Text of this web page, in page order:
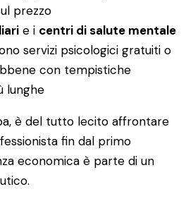
prezzo
e i centri di salute mentale
servizi psicologici gratuiti o
con tempistiche
lunghe
è del tutto lecito affrontare
fin dal primo
economica è parte di un